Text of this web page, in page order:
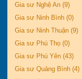
Gia sư Nghệ An (9)
Gia sư Ninh Bình (0)
Gia sư Ninh Thuận (9)
Gia sư Phú Thọ (0)
Gia sư Phú Yên (43)
Gia sư Quảng Bình (4)